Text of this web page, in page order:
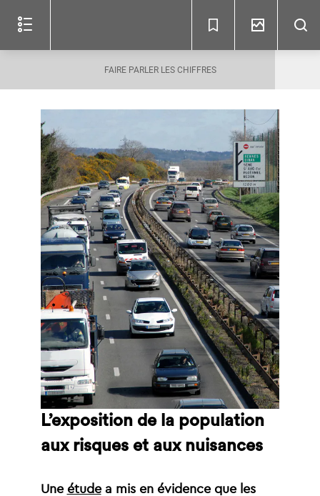
(c)
utiliser
d'accessibilité
FAIRE PARLER LES CHIFFRES
L’exposition de la population
aux risques et aux nuisances
Une étude a mis en évidence que les